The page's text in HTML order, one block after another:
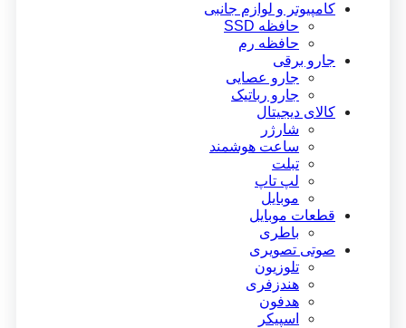
کامپیوتر و لوازم جانبی
حافظه SSD
حافظه رم
جارو برقی
جارو عصایی
جارو رباتیک
کالای دیجیتال
شارژر
ساعت هوشمند
تبلت
لپ تاپ
موبایل
قطعات موبایل
باطری
صوتی تصویری
تلوزیون
هندزفری
هدفون
اسپیکر